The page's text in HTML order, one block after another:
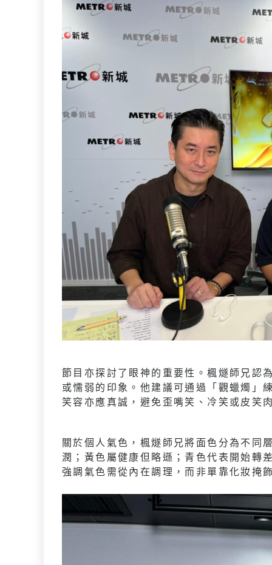
節目亦探討了眼神的重要性。楓燧師兄認
或懦弱的印象。他建議可通過「觀蠟燭」
笑容亦應真誠，避免歪嘴笑、冷笑或皮笑
關於個人氣色，楓燧師兄將面色分為不同
潤；黃色屬健康但略遜；青色代表開始轉
強調氣色需從內在調理，而非單靠化妝掩